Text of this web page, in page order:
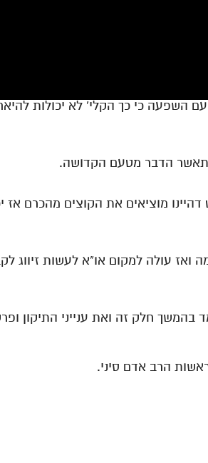
השפעה כי כך הקלי' לא יכולות
מוציאים את הקוצים מהכרם אז
ואז עולה למקום או"א לעשות זיווג
בהמשך חלק זה ואת ענייני התיקון
הרב אדם סיני.